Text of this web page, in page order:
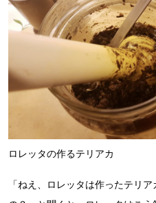
ロレッタの作るテリアカ
「ねえ、ロレッタは作ったテリ